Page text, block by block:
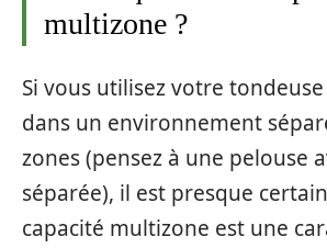
multizone ?
Si vous utilisez votre
dans un environnement
zones (pensez à une pelouse
séparée), il est presque
capacité multizone est une